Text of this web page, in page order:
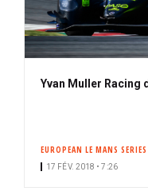
Yvan Muller Racing
EUROPEAN LE MANS SERIES
17 FÉV. 2018 • 7:26